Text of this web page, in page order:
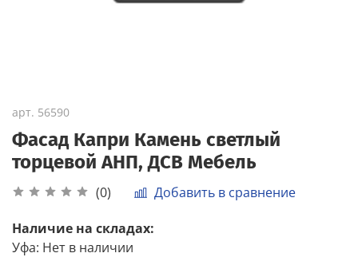
арт. 56590
Фасад Капри Камень светлый
торцевой АНП, ДСВ Мебель
(0) Добавить в сравнение
Наличие на складах:
Уфа: Нет в наличии